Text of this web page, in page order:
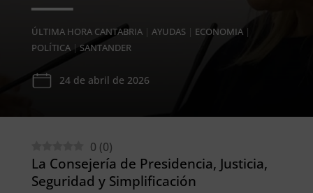
ÚLTIMA HORA CANTABRIA| AYUDAS| ECONOMIA|
POLÍTICA| SANTANDER
24 de abril de 2026
0 (0)
La Consejería de Presidencia, Justicia,
Seguridad y Simplificación